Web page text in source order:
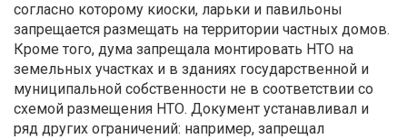
согласно которому киоски, ларьки и павильоны
запрещается размещать на территории частных домов.
Кроме того, дума запрещала монтировать НТО на
земельных участках и в зданиях государственной и
муниципальной собственности не в соответствии со
схемой размещения НТО. Документ устанавливал и
ряд других ограничений: например, запрещал